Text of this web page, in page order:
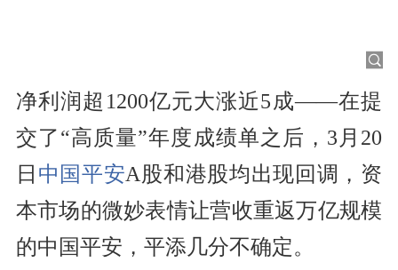
净利润超1200亿元大涨近5成——在提
交了“高质量”年度成绩单之后，3月20
日 中国平安A股和港股均出现回调，资
本市场的微妙表情让营收重返万亿规模
的中国平安，平添几分不确定。